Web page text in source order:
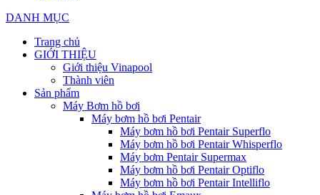
DANH MỤC
Trang chủ
GIỚI THIỆU
Giới thiệu Vinapool
Thành viên
Sản phẩm
Máy Bơm hồ bơi
Máy bơm hồ bơi Pentair
Máy bơm hồ bơi Pentair Superflo
Máy bơm hồ bơi Pentair Whisperflo
Máy bơm Pentair Supermax
Máy bơm hồ bơi Pentair Optiflo
Máy bơm hồ bơi Pentair Intelliflo